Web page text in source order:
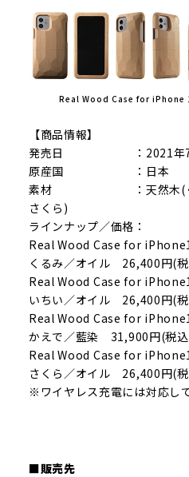
Real Wood Case for iPhone
【商品情報】
発売日 ：2021年7月
原産国 ：日本
素材 ：天然木(くるみ
さくら)
ラインナップ／価格：
Real Wood Case for
くるみ／オイル 26,400円(
Real Wood Case for
いちい／オイル 26,400円(
Real Wood Case for
かえで／藍染 31,900円(税
Real Wood Case for
さくら／オイル 26,400円(
※ワイヤレス充電には対応し
■販売先